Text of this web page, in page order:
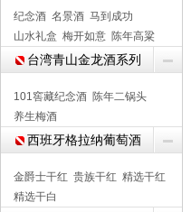
纪念酒 名景酒 马到成功
山水礼盒 梅开如意 陈年高粱
台湾青山金龙酒系列
101窖藏纪念酒 陈年二锅头
养生梅酒
西班牙格拉纳葡萄酒
金爵士干红 贵族干红 精选干红
精选干白